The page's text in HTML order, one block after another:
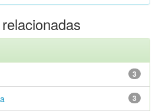
3
3